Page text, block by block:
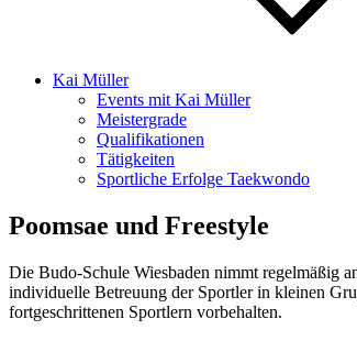
Kai Müller
Events mit Kai Müller
Meistergrade
Qualifikationen
Tätigkeiten
Sportliche Erfolge Taekwondo
Poomsae und Freestyle
Die Budo-Schule Wiesbaden nimmt regelmäßig
individuelle Betreuung der Sportler in kleinen
fortgeschrittenen Sportlern vorbehalten.